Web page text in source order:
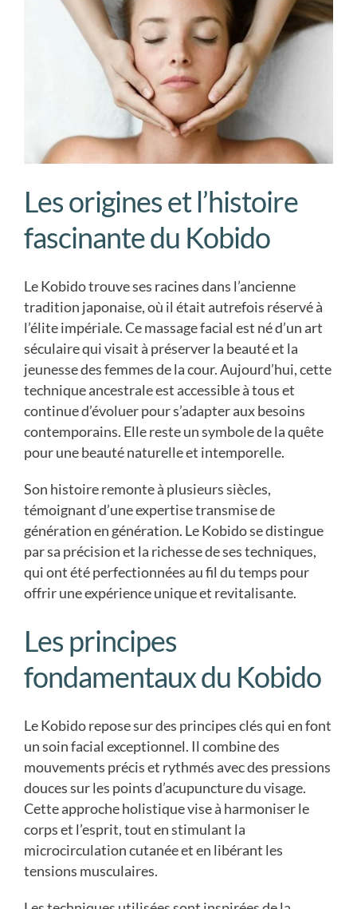
Les origines et l’histoire
fascinante du Kobido
Le Kobido trouve ses racines dans l’ancienne
tradition japonaise, où il était autrefois réservé à
l’élite impériale. Ce massage facial est né d’un art
séculaire qui visait à préserver la beauté et la
jeunesse des femmes de la cour. Aujourd’hui, cette
technique ancestrale est accessible à tous et
continue d’évoluer pour s’adapter aux besoins
contemporains. Elle reste un symbole de la quête
pour une beauté naturelle et intemporelle.
Son histoire remonte à plusieurs siècles,
témoignant d’une expertise transmise de
génération en génération. Le Kobido se distingue
par sa précision et la richesse de ses techniques,
qui ont été perfectionnées au fil du temps pour
offrir une expérience unique et revitalisante.
Les principes
fondamentaux du Kobido
Le Kobido repose sur des principes clés qui en font
un soin facial exceptionnel. Il combine des
mouvements précis et rythmés avec des pressions
douces sur les points d’acupuncture du visage.
Cette approche holistique vise à harmoniser le
corps et l’esprit, tout en stimulant la
microcirculation cutanée et en libérant les
tensions musculaires.